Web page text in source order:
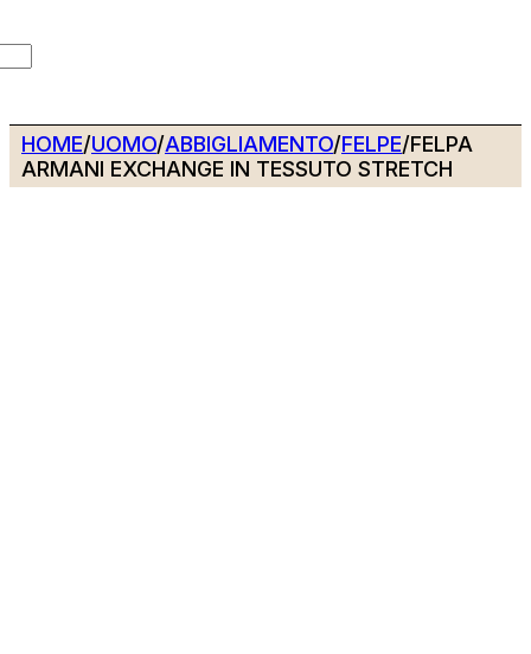
HOME/UOMO/ABBIGLIAMENTO/FELPE/FELPA
ARMANI EXCHANGE IN TESSUTO STRETCH